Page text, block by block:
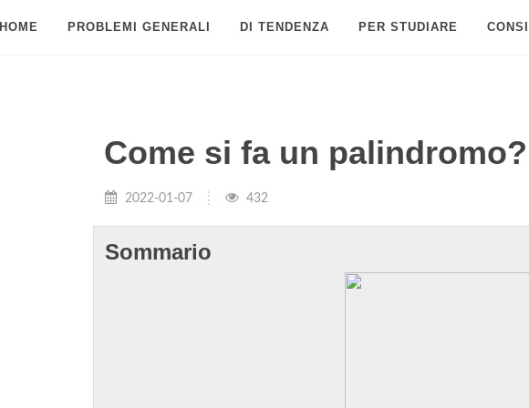
PROBLEMI GENERALI DI TENDENZA PER STUDIARE
Come si fa un palindromo?
2022-01-07 432
Sommario